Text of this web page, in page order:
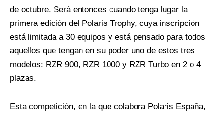
de octubre. Será entonces cuando tenga lugar la
primera edición del Polaris Trophy, cuya inscripción
está limitada a 30 equipos y está pensado para todos
aquellos que tengan en su poder uno de estos tres
modelos: RZR 900, RZR 1000 y RZR Turbo en 2 o 4
plazas.
Esta competición, en la que colabora Polaris España,